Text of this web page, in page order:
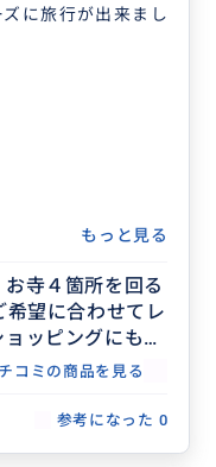
に旅行が出来まし
もっと見る
寺４箇所を回る
希望に合わせてレ
ッピングにも回
細はお客様とご相
コミの商品を見る
参考になった 0